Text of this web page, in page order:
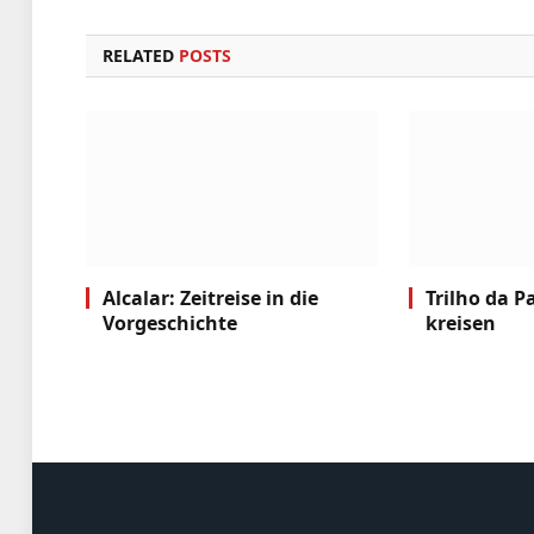
RELATED POSTS
Alcalar: Zeitreise in die
Vorgeschichte
Trilho da
kreisen